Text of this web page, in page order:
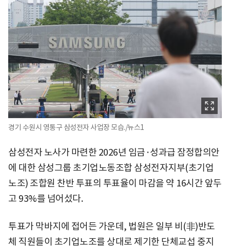
경기 수원시 영통구 삼성전자 사업장 모습./뉴스1
삼성전자 노사가 마련한 2026년 임금·성과급 잠정합의안
에 대한 삼성그룹 초기업노동조합 삼성전자지부(초기업
노조) 조합원 찬반 투표의 투표율이 마감을 약 16시간 앞두
고 93%를 넘어섰다.
투표가 막바지에 접어든 가운데, 법원은 일부 비(非)반도
체 직원들이 초기업노조를 상대로 제기한 단체교섭 중지